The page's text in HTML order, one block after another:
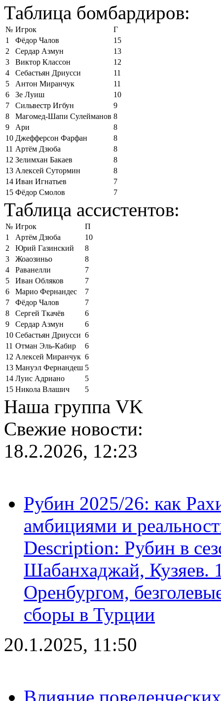
Таблица бомбардиров:
№ Игрок
Г
1
Фёдор Чалов
15
2
Сердар Азмун
13
3
Виктор Классон
12
4
Себастьян Дриусси
11
5
Антон Миранчук
11
6
Зе Луиш
10
7
Сильвестр Игбун
9
8
Магомед-Шапи Сулейманов 8
9
Ари
8
10 Джефферсон Фарфан
8
11 Артём Дзюба
8
12 Зелимхан Бакаев
8
13 Алексей Сутормин
8
14 Иван Игнатьев
7
15 Фёдор Смолов 7
Таблица ассистентов:
№ Игрок
П
1
Артём Дзюба
10
2
Юрий Газинский
8
3
Жоаозиньо
8
4
Раванелли
7
5
Иван Обляков
7
6
Марио Фернандес
7
7
Фёдор Чалов
7
8
Сергей Ткачёв
6
9
Сердар Азмун
6
10 Себастьян Дриусси 6
11 Отман Эль-Кабир
6
12 Алексей Миранчук 6
13 Мануэл Фернандеш 5
14 Луис Адриано
5
15 Никола Влашич 5
Наша группа VK
Свежие новости:
18.2.2026, 12:23
Рубин 2025/26: как
амбициями и
Description: Рубин в
Шабанхаджай, Кузяев.
Оренбургом,
сборы в Турции
20.1.2025, 11:50